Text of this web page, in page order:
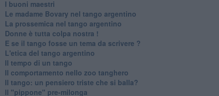
I buoni maestri
Le madame Bovary nel tango argentino
La prossemica nel tango argentino
Donne è tutta colpa nostra !
E se il tango fosse un tema da scrivere ?
L'etica del tango argentino
Il tempo di un tango
Il comportamento nello zoo tanghero
Il tango: un pensiero triste che si balla?
Il "pippone" pre-milonga